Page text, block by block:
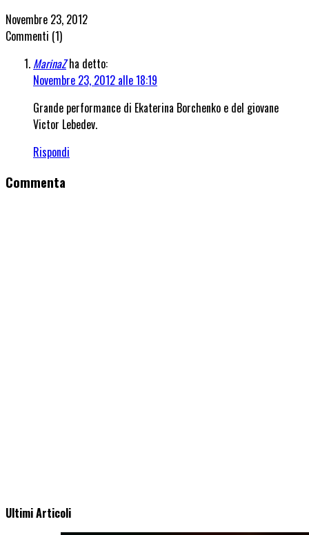
Novembre 23, 2012
Commenti (1)
MarinaZ ha detto:
Novembre 23, 2012 alle 18:19
Grande performance di Ekaterina Borchenko e del giovane
Victor Lebedev.
Rispondi
Commenta
Ultimi Articoli